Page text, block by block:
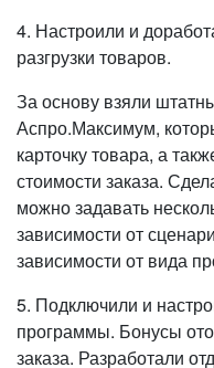
4. Настроили и
разгрузки товаров.
За основу взяли
Аспро.Максимум,
карточку товара, а
стоимости заказа.
можно задавать
зависимости от
зависимости от вида
5. Подключили и
программы. Бонусы
заказа. Разработали